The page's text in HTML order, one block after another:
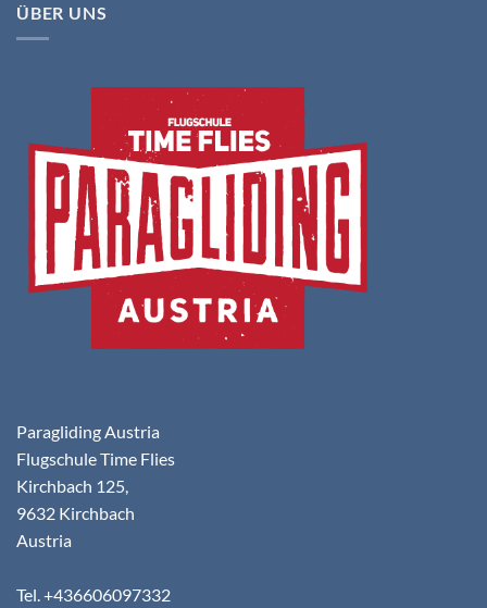
ÜBER UNS
Paragliding Austria
Flugschule Time Flies
Kirchbach 125,
9632 Kirchbach
Austria
Tel. +436606097332